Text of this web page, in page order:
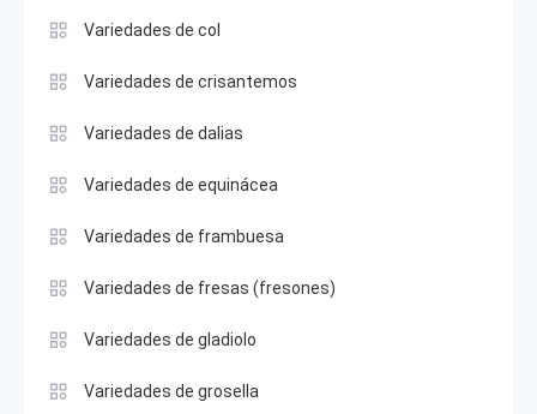
Variedades de col
Variedades de crisantemos
Variedades de dalias
Variedades de equinácea
Variedades de frambuesa
Variedades de fresas (fresones)
Variedades de gladiolo
Variedades de grosella